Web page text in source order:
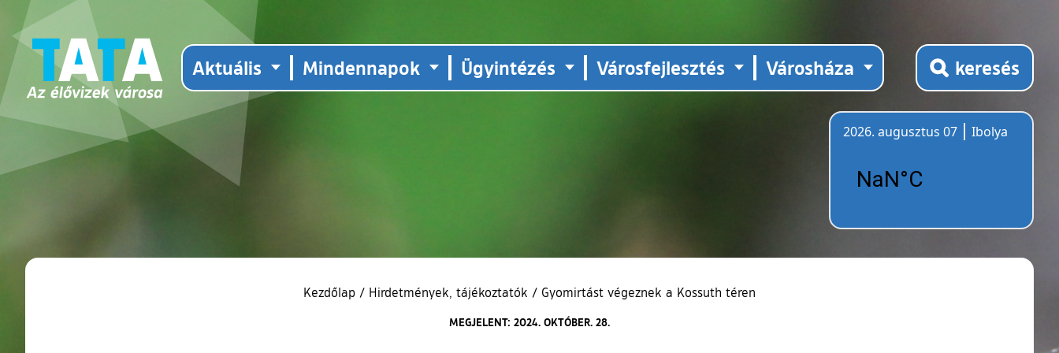
Aktuális Mindennapok Ügyintézés Városfejlesztés Városháza keresés
2026. augusztus 07
Ibolya
Kezdőlap / Hirdetmények, tájékoztatók / Gyomirtást végeznek a Kossuth téren
MEGJELENT: 2024. OKTÓBER. 28.